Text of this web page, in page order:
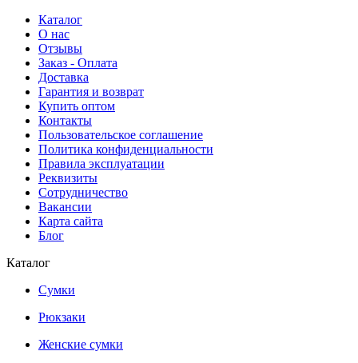
Каталог
О нас
Отзывы
Заказ - Оплата
Доставка
Гарантия и возврат
Купить оптом
Контакты
Пользовательское соглашение
Политика конфиденциальности
Правила эксплуатации
Реквизиты
Сотрудничество
Вакансии
Карта сайта
Блог
Каталог
Сумки
Рюкзаки
Женские сумки